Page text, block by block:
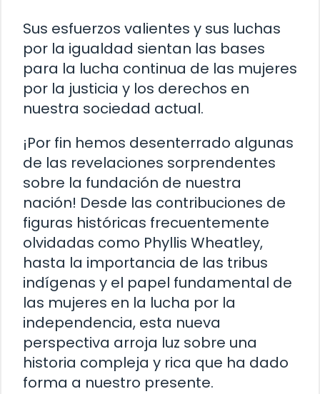
Sus esfuerzos valientes y sus luchas
por la igualdad sientan las bases
para la lucha continua de las mujeres
por la justicia y los derechos en
nuestra sociedad actual.
¡Por fin hemos desenterrado algunas
de las revelaciones sorprendentes
sobre la fundación de nuestra
nación! Desde las contribuciones de
figuras históricas frecuentemente
olvidadas como Phyllis Wheatley,
hasta la importancia de las tribus
indígenas y el papel fundamental de
las mujeres en la lucha por la
independencia, esta nueva
perspectiva arroja luz sobre una
historia compleja y rica que ha dado
forma a nuestro presente.